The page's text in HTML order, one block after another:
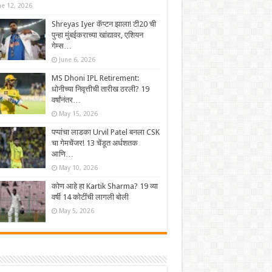
12, 2026
Shreyas Iyer कॅप्टन झाला! टी20 ची
पुन्हा मुंबईकराच्या खांद्यावर, एशियन
गेम्स…
June 6, 2026
MS Dhoni IPL Retirement:
धोनीच्या निवृत्तीची तारीख ठरली? 19
वर्षांनंतर…
May 15, 2026
पप्पांचा लाडका Urvil Patel बनला CSK
चा गेमचेंजर! 13 चेंडूत अर्धशतक
आणि…
May 10, 2026
कोण आहे हा Kartik Sharma? 19 व्या
वर्षी 14 कोटींची लागली बोली
May 5, 2026